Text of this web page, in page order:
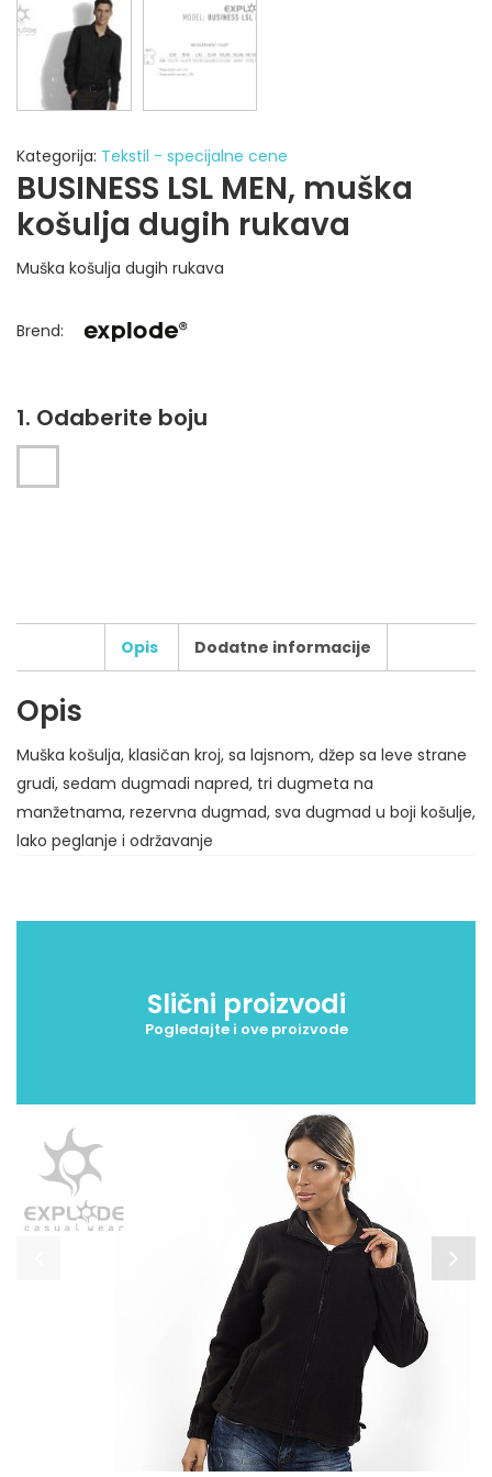
Kategorija: Tekstil - specijalne cene
BUSINESS LSL MEN, muška
košulja dugih rukava
Muška košulja dugih rukava
Brend:
1. Odaberite boju
Broj boja štampe:
Tip štampe:
Broj pozicija štampe:
Dodatni zahtevi za štampu:
Maksimalni dozvoljeni broj karaktera: 500
Opis Dodatne informacije
Opis
Muška košulja, klasičan kroj, sa lajsnom, džep sa leve strane
grudi, sedam dugmadi napred, tri dugmeta na
manžetnama, rezervna dugmad, sva dugmad u boji košulje,
lako peglanje i održavanje
Slični proizvodi
Pogledajte i ove proizvode